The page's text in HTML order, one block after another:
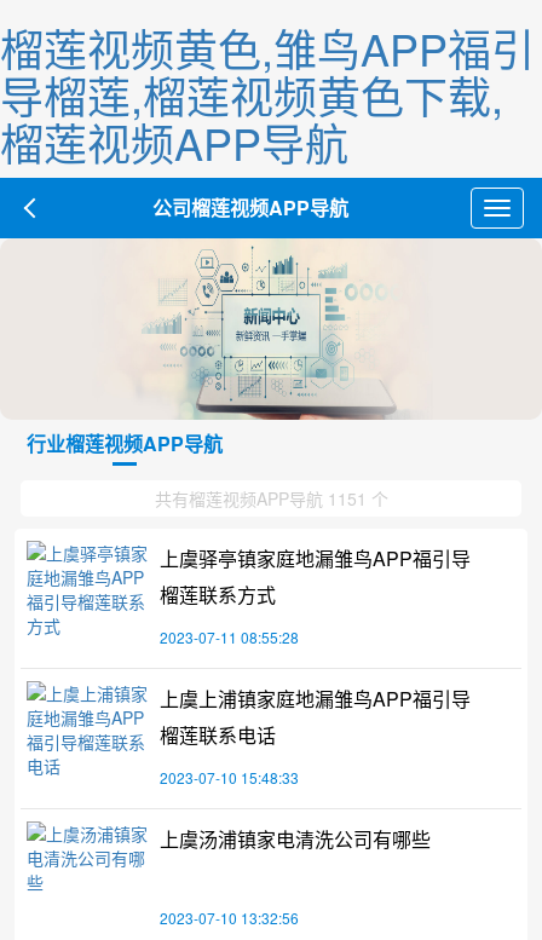
榴莲视频黄色,雏鸟APP福引
导榴莲,榴莲视频黄色下载,
榴莲视频APP导航
公司榴莲视频APP导航
行业榴莲视频APP导航
共有榴莲视频APP导航 1151 个
上虞驿亭镇家庭地漏雏鸟APP福引导
榴莲联系方式
2023-07-11 08:55:28
上虞上浦镇家庭地漏雏鸟APP福引导
榴莲联系电话
2023-07-10 15:48:33
上虞汤浦镇家电清洗公司有哪些
2023-07-10 13:32:56